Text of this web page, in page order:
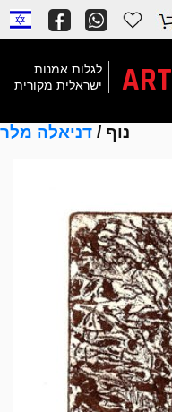
לגלות אמנות
ישראלית מקורית
ART
נוף / דניאלה מלר